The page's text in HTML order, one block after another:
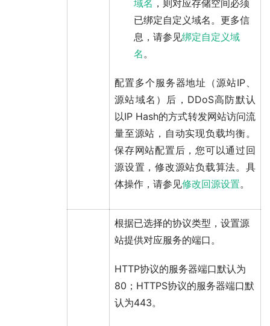
域名 ，则对应存储空间必须
已绑定自定义域名。更多信
息，请参见绑定自定义域
名 。
配置多个服务器地址（源站IP、
源站域名）后，DDoS高防默认
以IP Hash的方式转发网站访问流
量至源站，自动实现负载均衡。
保存网站配置后，您可以通过回
源设置，修改源站负载算法。具
体操作，请参见修改回源设置。
根据已选择的协议类型 ，设置源
站提供对应服务的端口。
HTTP协议的服务器端口默认为
80； HTTPS协议的服务器端口默
认为443。